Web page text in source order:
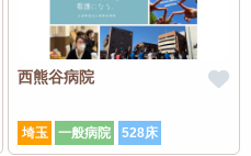
西熊谷病院
埼玉 一般病院 528床